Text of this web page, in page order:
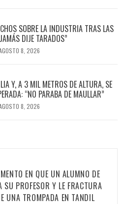
SOBRE LA INDUSTRIA TRAS LAS
DIJE TARADOS”
8, 2026
Y, A 3 MIL METROS DE ALTURA, SE
“NO PARABA DE MAULLAR”
8, 2026
EN QUE UN ALUMNO DE
SU PROFESOR Y LE FRACTURA
UNA TROMPADA EN TANDIL